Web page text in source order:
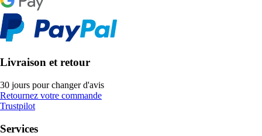
Livraison et retour
30 jours pour changer d'avis
Retournez votre commande
Trustpilot
Services